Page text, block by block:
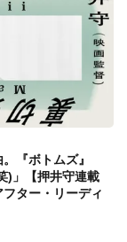
『ボトムズ』
)」【押井守連載
ター・リーディ